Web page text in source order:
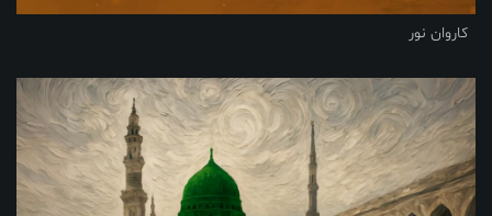
کاروان نور